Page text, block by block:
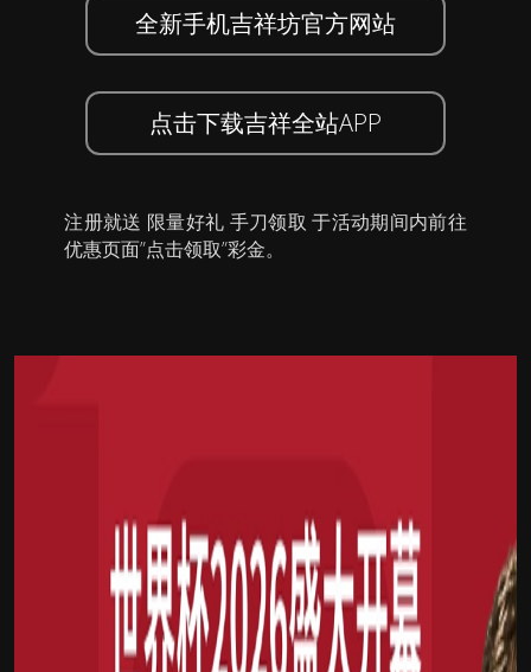
全新手机吉祥坊官方网站
点击下载吉祥全站APP
注册就送 限量好礼 手刀领取 于活动期间内前往
优惠页面”点击领取”彩金。